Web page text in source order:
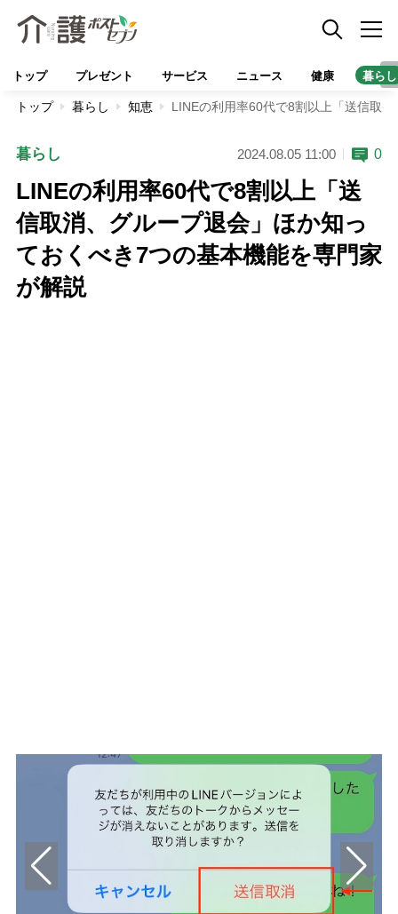
トップ プレゼント サービス ニュース 健康 暮らし
トップ 暮らし 知恵 LINEの利用率60代で8割以上「送信取
暮らし 2024.08.05 11:00 0
LINEの利用率60代で8割以上「送
信取消、グループ退会」ほか知っ
ておくべき7つの基本機能を専門家
が解説